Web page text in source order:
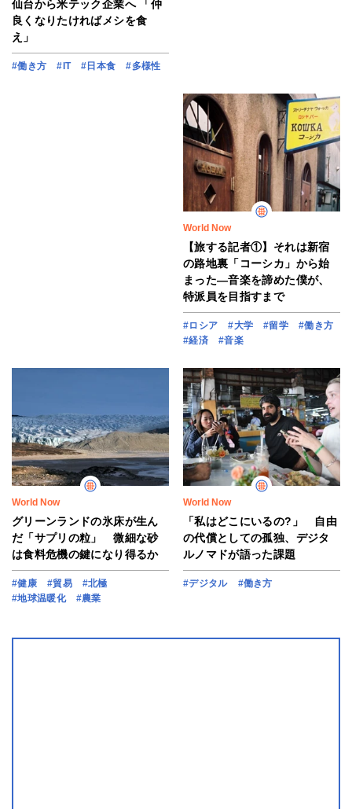
仙台から米テック企業へ 「仲
良くなりたければメシを食
え」
#働き方 #IT #日本食 #多様性
World Now
【旅する記者①】それは新宿
の路地裏「コーシカ」から始
まった―音楽を諦めた僕が、
特派員を目指すまで
#ロシア #大学 #留学
#働き方
#経済
#音楽
World Now
グリーンランドの氷床が生ん
だ「サプリの粒」 微細な砂
は食料危機の鍵になり得るか
#健康 #貿易
#北極
#地球温暖化
#農業
World Now
「私はどこにいるの?」 自由
の代償としての孤独、デジタ
ルノマドが語った課題
#デジタル #働き方